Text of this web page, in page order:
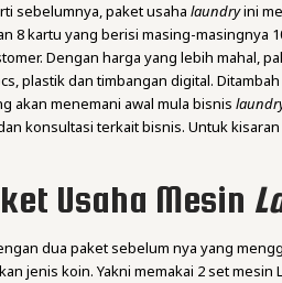
sebelumnya, paket usahalaundryini
8 kartu yang berisi masing-masingnya
Dengan harga yang lebih mahal,
plastik dan timbangan digital.
akan menemani awal mula bisnis
konsultasi terkait bisnis. Untuk
Usaha Mesin
dua paket sebelum nya yang
jenis koin. Yakni memakai 2 set